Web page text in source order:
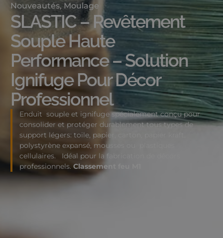
Nouveautés, Moulage
SLASTIC – Revêtement
Souple Haute
Performance – Solution
Ignifuge Pour Décor
Professionnel
Enduit souple et ignifuge spécialement conçu pour
consolider et protéger durablement tous types de
support légers: toile, papier, carton, papier kraft,
polystyrène expansé, mousses ou plastiques
cellulaires. Idéal pour la fabrication de décors
professionnels. Classement feu M1